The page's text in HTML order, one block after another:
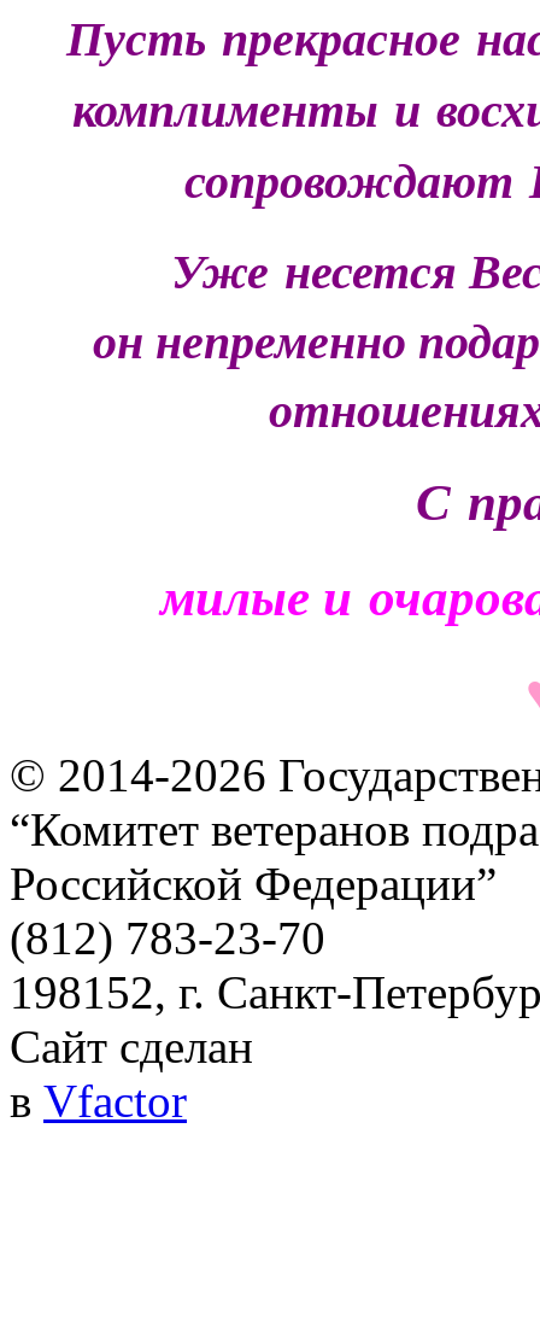
Пусть прекрасное
комплименты и
сопровождают
Уже несетсяВ
он непременно
С
милые и
© 2014-2026
“Комитет ветеранов
Российской Федерации”
(812) 783-23-70
198152, г. Санкт-
Сайт сделан
в Vfactor